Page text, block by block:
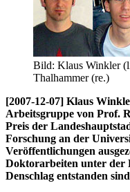
Bild: Klaus Winkler
Thalhammer (re.)
[2007-12-07] Klaus
Arbeitsgruppe von Prof.
Preis der
Forschung an der
Veröffentlichungen
Doktorarbeiten unter der
Denschlag entstanden